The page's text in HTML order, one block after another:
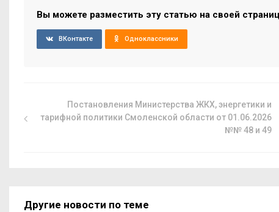
Вы можете разместить эту статью на своей
ВКонтакте Одноклассники
Постановления Министерства ЖКХ, энергетики и
тарифной политики Смоленской области от 01.06.2026
№№ 48 и 49
Другие новости по теме